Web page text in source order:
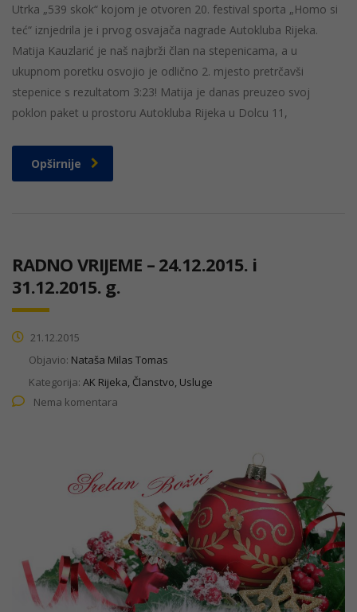
Utrka „539 skok“ kojom je otvoren 20. festival sporta „Homo si
teć“ iznjedrila je i prvog osvajača nagrade Autokluba Rijeka.
Matija Kauzlarić je naš najbrži član na stepenicama, a u
ukupnom poretku osvojio je odlično 2. mjesto pretrčavši
stepenice s rezultatom 3:23! Matija je danas preuzeo svoj
poklon paket u prostoru Autokluba Rijeka u Dolcu 11,
Opširnije
RADNO VRIJEME – 24.12.2015. i
31.12.2015. g.
21.12.2015
Objavio: Nataša Milas Tomas
Kategorija: AK Rijeka, Članstvo, Usluge
Nema komentara